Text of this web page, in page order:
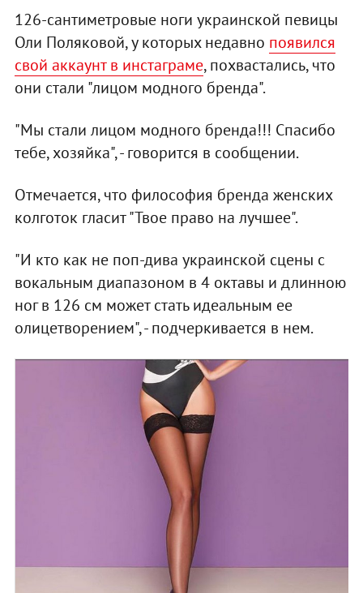
126-сантиметровые ноги украинской певицы
Оли Поляковой, у которых недавно появился
свой аккаунт в инстаграме, похвастались, что
они стали "лицом модного бренда".
"Мы стали лицом модного бренда!!! Спасибо
тебе, хозяйка", - говорится в сообщении.
Отмечается, что философия бренда женских
колготок гласит "Твое право на лучшее".
"И кто как не поп-дива украинской сцены с
вокальным диапазоном в 4 октавы и длинною
ног в 126 см может стать идеальным ее
олицетворением", - подчеркивается в нем.